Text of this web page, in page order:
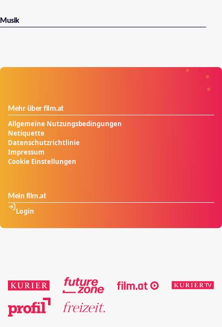
Musik
Mehr über film.at
Allgemeine Nutzungsbedingungen
Netiquette
Datenschutzrichtlinie
Impressum
Cookie Einstellungen
Mein film.at
Login